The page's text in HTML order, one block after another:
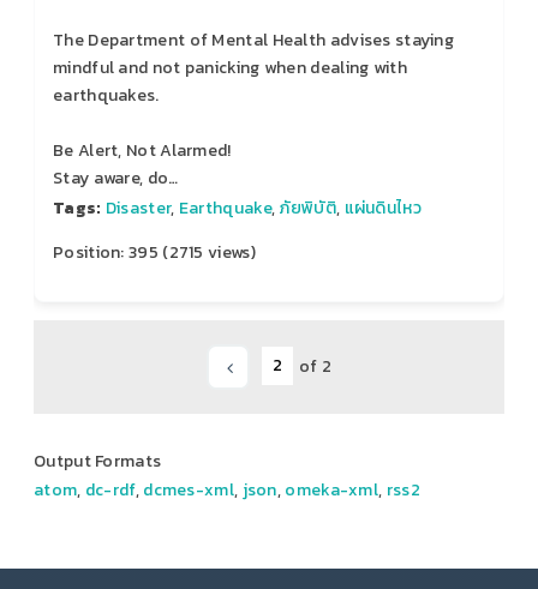
The Department of Mental Health advises staying
mindful and not panicking when dealing with
earthquakes.
Be Alert, Not Alarmed!
Stay aware, do…
Tags: Disaster, Earthquake,ภัยพิบัติ, แผ่นดินไหว
Position:395 (2715 views)
of 2
Output Formats
atom, dc-rdf,dcmes-xml, json,omeka-xml, rss2